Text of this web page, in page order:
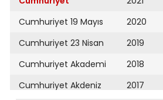
Cumhuriyet 19 Mayıs
Cumhuriyet 23 Nisan
Cumhuriyet Akademi
Cumhuriyet Akdeniz
2020
2019
2018
2017